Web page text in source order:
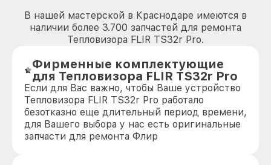
В нашей мастерской в Краснодаре имеются в
наличии более 3.700 запчастей для ремонта
Тепловизора FLIR TS32r Pro.
Фирменные комплектующие
для Тепловизора FLIR TS32r Pro
Если для Вас важно, чтобы Ваше устройство
Тепловизора FLIR TS32r Pro работало
безотказно еще длительный период времени,
для Вашего выбора у нас есть оригинальные
запчасти для ремонта Флир